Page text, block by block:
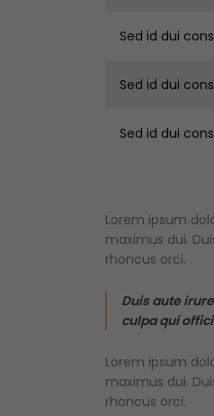
Sed id dui
Sed id dui
Sed id dui
Lorem ipsum
maximus dui.
rhoncus orci.
Duis aute
culpa qui
Lorem ipsum
maximus dui.
rhoncus orci.